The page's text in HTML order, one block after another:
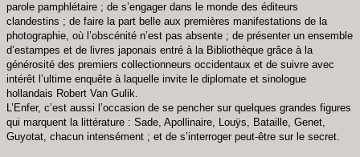
parole pamphlétaire ; de s’engager dans le monde des éditeurs
clandestins ; de faire la part belle aux premières manifestations de la
photographie, où l’obscénité n’est pas absente ; de présenter un ensemble
d’estampes et de livres japonais entré à la Bibliothèque grâce à la
générosité des premiers collectionneurs occidentaux et de suivre avec
intérêt l’ultime enquête à laquelle invite le diplomate et sinologue
hollandais Robert Van Gulik.
L’Enfer, c’est aussi l’occasion de se pencher sur quelques grandes figures
qui marquent la littérature : Sade, Apollinaire, Louÿs, Bataille, Genet,
Guyotat, chacun intensément ; et de s’interroger peut-être sur le secret.